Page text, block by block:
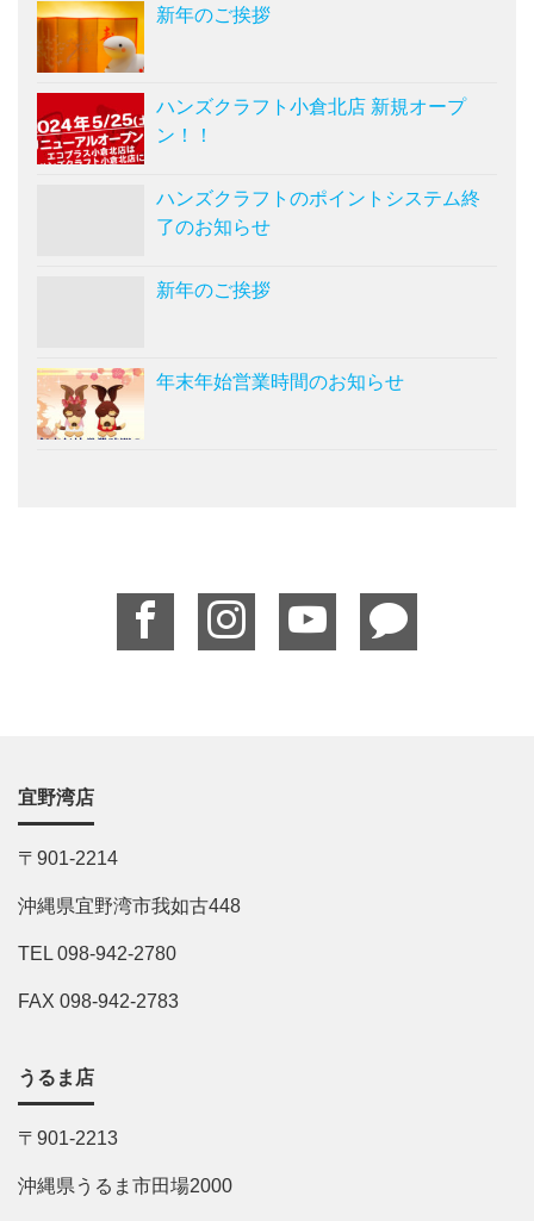
新年のご挨拶
ハンズクラフト小倉北店 新規オープ
ン！！
ハンズクラフトのポイントシステム終
了のお知らせ
新年のご挨拶
年末年始営業時間のお知らせ
宜野湾店
〒901-2214
沖縄県宜野湾市我如古448
TEL 098-942-2780
FAX 098-942-2783
うるま店
〒901-2213
沖縄県うるま市田場2000